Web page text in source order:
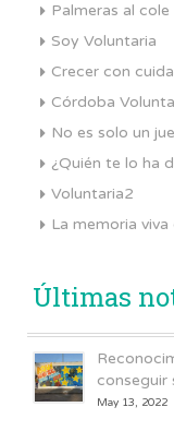
Palmeras al cole
Soy Voluntaria
Crecer con
Córdoba
No es solo un
¿Quién te lo ha
Voluntaria2
La memoria viva
Últimas
conseguir
May 13, 2022